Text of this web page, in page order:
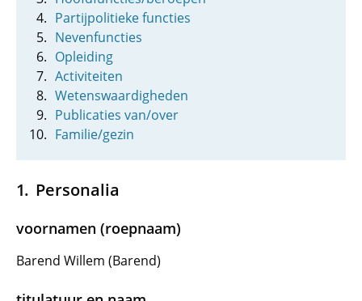
Partijpolitieke functies
Nevenfuncties
Opleiding
Activiteiten
Wetenswaardigheden
Publicaties van/over
Familie/gezin
Personalia
voornamen (roepnaam)
Barend Willem (Barend)